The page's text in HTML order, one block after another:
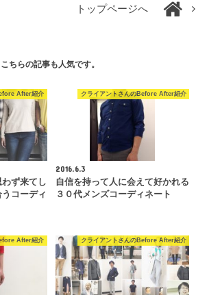
トップページへ
こちらの記事も人気です。
After紹介
ず来てし
コーディ
クライアントさんのBefore After紹介
2016.6.3
自信を持って人に会えて好かれる
３０代メンズコーディネート
After紹介 クライアントさんのBefore After紹介